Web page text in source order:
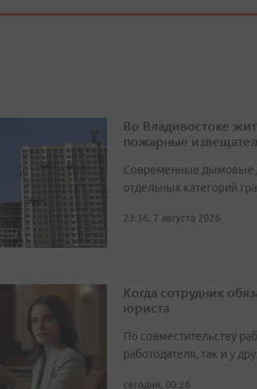
Во Владивостоке
пожарные
Современные дымовые
отдельных категорий
23:36, 7 августа 2026
Когда сотрудник
юриста
По совместительству
работодателя, так и у
сегодня, 00:26